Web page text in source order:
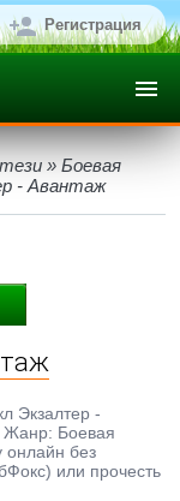
Регистрация
» Боевая
- Авантаж
Экзалтер -
Жанр: Боевая
онлайн без
или прочесть